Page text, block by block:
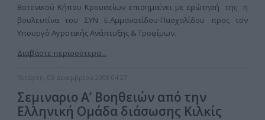
Βοτενικού Κήπου Κρουσείων επισημαίνει με ερώτησή της η
βουλευτίνα του ΣΥΝ Ε.Αμμανατίδου-Πασχαλίδου προς τον
Υπουργό Αγροτικής Ανάπτυξης & Τροφίμων.
Διαβάστε περισσότερα...
Τετάρτη, 03 Δεκεμβρίου 2008 04:27
Σεμιναριο Α’ Βοηθειών από την
Ελληνική Ομάδα διάσωσης Κιλκίς